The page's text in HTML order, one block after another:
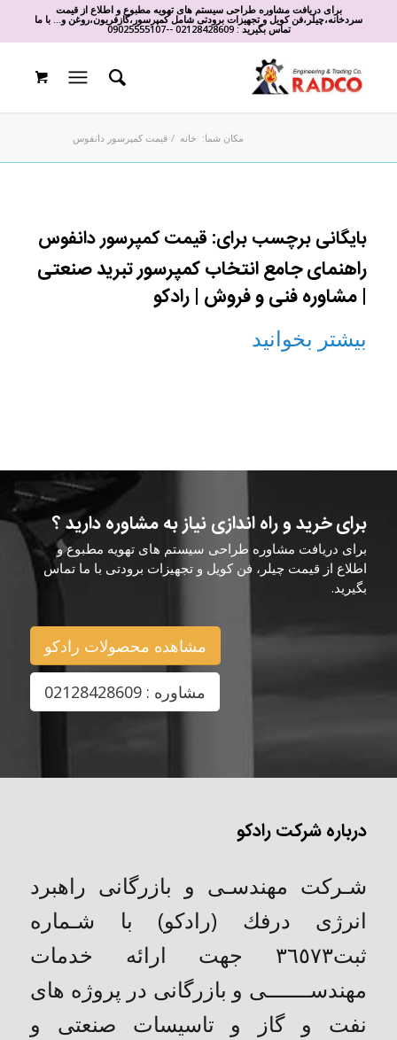
برای دریافت مشاوره طراحی سیستم های تهویه مطبوع و اطلاع از قیمت
سردخانه،چیلر،فن کویل و تجهیزات برودتی شامل کمپرسور،گازفریون،روغن و... با ما
تماس بگیرید :02128428609
-
-
09025555107
مکان شما: خانه / قیمت کمپرسور دانفوس
بایگانی برچسب برای: قیمت کمپرسور دانفوس
راهنمای جامع انتخاب کمپرسور تبرید صنعتی
| مشاوره فنی و فروش | رادکو
بیشتر بخوانید
برای خرید و راه اندازی نیاز به مشاوره دارید ؟
برای دریافت مشاوره طراحی سیستم های تهویه مطبوع و
اطلاع از قیمت چیلر، فن کویل و تجهیزات برودتی با ما تماس
بگیرید.
مشاهده محصولات رادکو
مشاوره : 02128428609
درباره شرکت رادکو
شـركت مهندسـی و بازرگانی راهبرد
انرژی درفك (رادکو) با شـماره
ثبت٣٦٥٧٣ جهت ارائه خدمات
مهندســـــــی و بازرگانی در پروژه های
نفت و گاز و تاسیسات صنعتی و